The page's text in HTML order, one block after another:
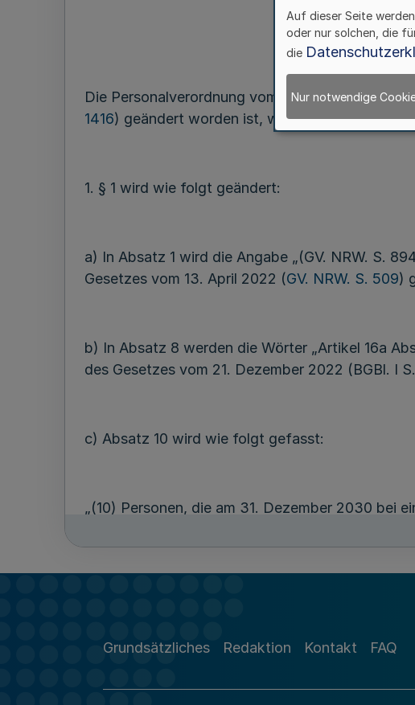
Die Personalverordnung vom 4. August 2020
1416) geändert worden ist, wird wie folgt
1. § 1 wird wie folgt geändert:
a) In Absatz 1 wird die Angabe „(GV. NRW. S.
Gesetzes vom 13. April 2022 (GV. NRW. S. 509)
b) In Absatz 8 werden die Wörter „Artikel 16a
des Gesetzes vom 21. Dezember 2022 (BGBl. I
c) Absatz 10 wird wie folgt gefasst:
„(10) Personen, die am 31. Dezember 2030 bei
können nach dessen Maßgabe weiterhin und
31. Dezember 2030 bei einem Träger angestellt
2. § 2 Absatz 2 Nummer 5 wird wie folgt gefasst:
Grundsätzliches Redaktion Kontakt FAQ
Auf dieser Seite
oder nur solchen, die
die
Nur notwendige